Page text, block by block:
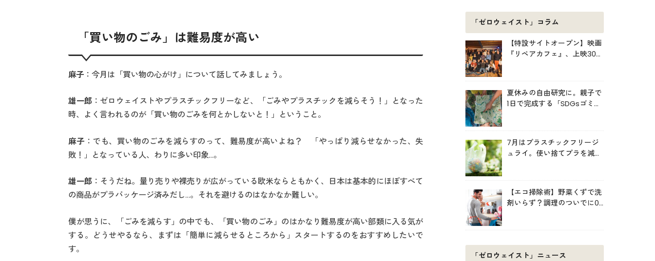
「買い物のごみ」は難易度が高い
麻子 ：今月は「買い物の心がけ」について話してみましょう。
雄一郎 ：ゼロウェイストやプラスチックフリーなど、「ごみやプラスチックを減らそう！」となった
時、よく言われるのが「買い物のごみを何とかしないと！」ということ。
麻子 ：でも、買い物のごみを減らすのって、難易度が高いよね？ 「やっぱり減らせなかった、失
敗！」となっている人、わりに多い印象…。
雄一郎 ：そうだね。量り売りや裸売りが広がっている欧米ならともかく、日本は基本的にほぼすべて
の商品がプラパッケージ済みだし…。それを避けるのはなかなか難しい。
僕が思うに、「ごみを減らす」の中でも、「買い物のごみ」のはかなり難易度が高い部類に入る気が
する。どうせやるなら、まずは「簡単に減らせるところから」スタートするのをおすすめしたいで
す。
「ゼロウェイスト」コラム
【特設サイトオープン】映画
『リペアカフェ』、上映300
夏休みの自由研究に。親子で
1日で完成する「SDGsゴミ・
7月はプラスチックフリージ
ュライ。使い捨てプラを減ら
【エコ掃除術】野菜くずで洗
剤いらず？調理のついでに0
「ゼロウェイスト」ニュース